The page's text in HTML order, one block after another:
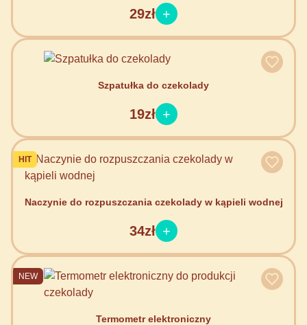
29zł
Szpatułka do czekolady
19zł
HIT
Naczynie do rozpuszczania czekolady w kąpieli wodnej
34zł
NEW
Termometr elektroniczny